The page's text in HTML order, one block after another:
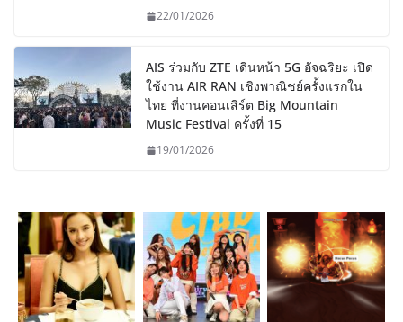
22/01/2026
AIS ร่วมกับ ZTE เดินหน้า 5G อัจฉริยะ เปิด
ใช้งาน AIR RAN เชิงพาณิชย์ครั้งแรกใน
ไทย ที่งานคอนเสิร์ต Big Mountain
Music Festival ครั้งที่ 15
19/01/2026